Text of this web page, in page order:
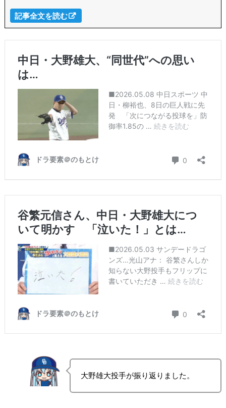
記事全文を読む
大野雄大投手が振り返りました。